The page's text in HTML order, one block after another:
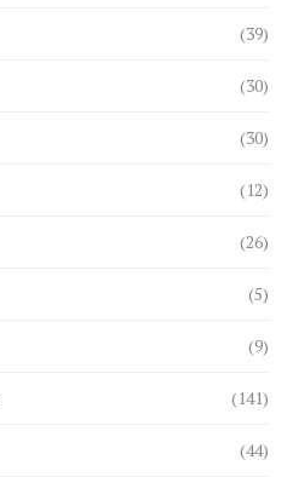
(39)
(30)
(30)
(12)
(26)
(5)
(9)
(141)
(44)